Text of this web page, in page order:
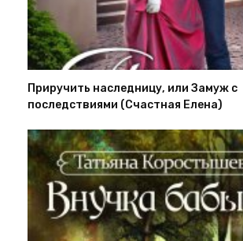
Приручить наследницу, или Замуж с
последствиями (Счастная Елена)